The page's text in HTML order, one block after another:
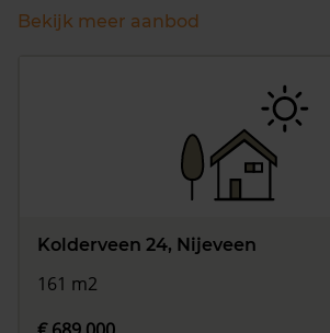
Bekijk meer aanbod
Kolderveen 24, Nijeveen
161 m2